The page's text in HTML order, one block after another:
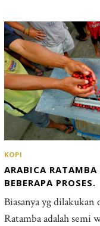
KOPI
ARABICA RATAMBA
BEBERAPA PROSES.
Biasanya yg dilakukan
Ratamba adalah semi